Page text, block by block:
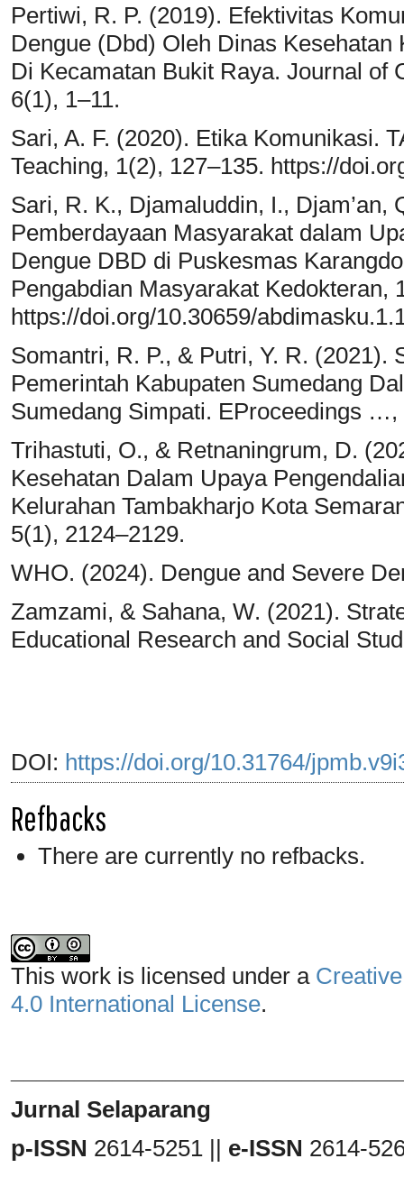
Pertiwi, R. P. (2019). Efektivitas
Dengue (Dbd) Oleh Dinas
Di Kecamatan Bukit Raya. Journal of
6(1), 1–11.
Sari, A. F. (2020). Etika Komunikasi.
Teaching, 1(2), 127–135. https://
Sari, R. K., Djamaluddin, I., Djam’an,
Pemberdayaan Masyarakat dalam
Dengue DBD di Puskesmas
Pengabdian Masyarakat Kedokteran,
https://doi.org/10.30659/
Somantri, R. P., & Putri, Y. R. (2021).
Pemerintah Kabupaten Sumedang
Sumedang Simpati. EProceedings …,
Trihastuti, O., & Retnaningrum, D.
Kesehatan Dalam Upaya
Kelurahan Tambakharjo Kota
5(1), 2124–2129.
WHO. (2024). Dengue and Severe
Zamzami, & Sahana, W. (2021).
Educational Research and Social
DOI: https://doi.org/10.31764/
Refbacks
There are currently no refbacks.
This work is licensed under a
4.0 International License.
Jurnal Selaparang
p-ISSN 2614-5251 || e-ISSN 2614-